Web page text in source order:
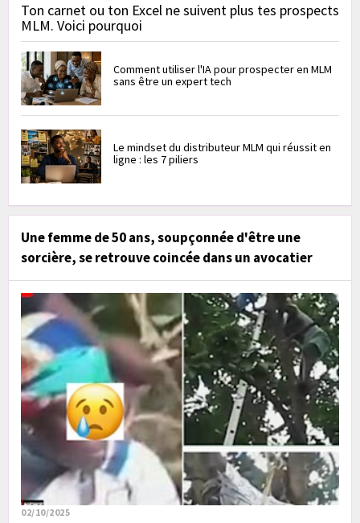
Ton carnet ou ton Excel ne suivent plus tes prospects
MLM. Voici pourquoi
Comment utiliser l'IA pour prospecter en MLM
sans être un expert tech
Le mindset du distributeur MLM qui réussit en
ligne : les 7 piliers
Une femme de 50 ans, soupçonnée d'être une
sorcière, se retrouve coincée dans un avocatier
02/10/2025